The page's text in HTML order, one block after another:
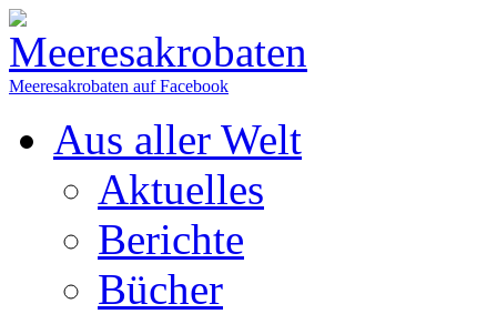
Meeresakrobaten auf Facebook
Aus aller Welt
Aktuelles
Berichte
Bücher